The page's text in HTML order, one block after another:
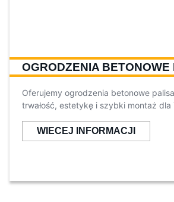
OGRODZENIA BETONOWE
Oferujemy ogrodzenia betonowe
trwałość, estetykę i szybki montaż dla
WIECEJ INFORMACJI